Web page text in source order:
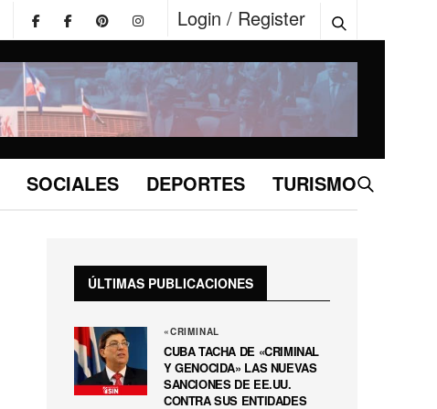
Login / Register
SOCIALES DEPORTES TURISMO
ÚLTIMAS PUBLICACIONES
«CRIMINAL
CUBA TACHA DE «CRIMINAL
Y GENOCIDA» LAS NUEVAS
SANCIONES DE EE.UU.
CONTRA SUS ENTIDADES